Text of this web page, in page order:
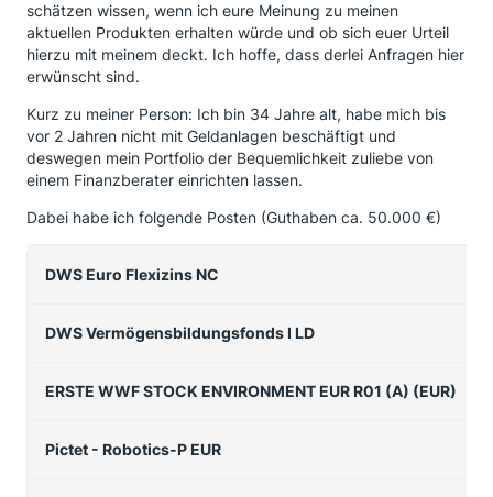
schätzen wissen, wenn ich eure Meinung zu meinen
aktuellen Produkten erhalten würde und ob sich euer Urteil
hierzu mit meinem deckt. Ich hoffe, dass derlei Anfragen hier
erwünscht sind.
Kurz zu meiner Person: Ich bin 34 Jahre alt, habe mich bis
vor 2 Jahren nicht mit Geldanlagen beschäftigt und
deswegen mein Portfolio der Bequemlichkeit zuliebe von
einem Finanzberater einrichten lassen.
Dabei habe ich folgende Posten (Guthaben ca. 50.000 €)
DWS Euro Flexizins NC
DWS Vermögensbildungsfonds I LD
ERSTE WWF STOCK ENVIRONMENT EUR R01 (A) (EUR)
Pictet - Robotics-P EUR